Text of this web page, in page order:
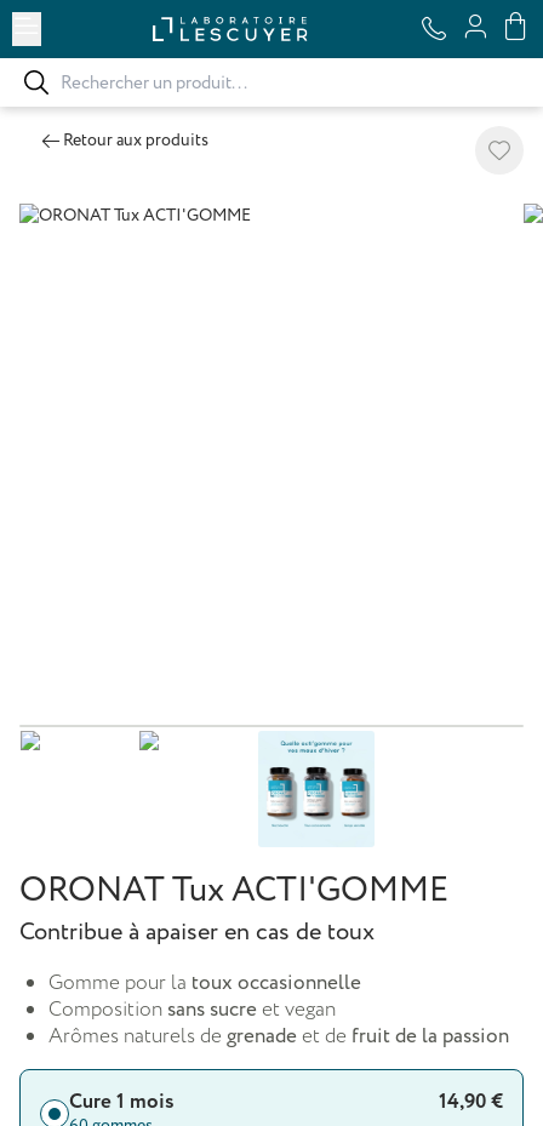
Retour aux produits
ORONAT Tux ACTI'GOMME
Contribue à apaiser en cas de toux
Gomme pour la toux occasionnelle
Composition sans sucreet vegan
Arômes naturels de grenadeet de fruit de la passion
Cure 1 mois 14,90 €